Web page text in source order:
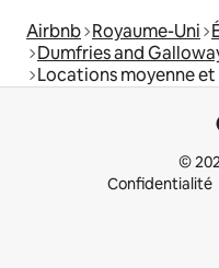
Airbnb Royaume-Uni
Dumfries and
Locations moyenne
©
Confidentialité